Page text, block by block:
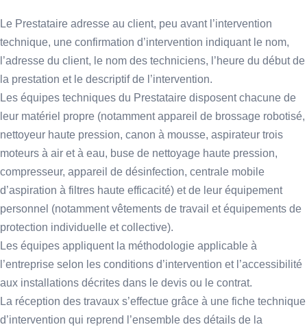
Le Prestataire adresse au client, peu avant l’intervention
technique, une confirmation d’intervention indiquant le nom,
l’adresse du client, le nom des techniciens, l’heure du début de
la prestation et le descriptif de l’intervention.
Les équipes techniques du Prestataire disposent chacune de
leur matériel propre (notamment appareil de brossage robotisé,
nettoyeur haute pression, canon à mousse, aspirateur trois
moteurs à air et à eau, buse de nettoyage haute pression,
compresseur, appareil de désinfection, centrale mobile
d’aspiration à filtres haute efficacité) et de leur équipement
personnel (notamment vêtements de travail et équipements de
protection individuelle et collective).
Les équipes appliquent la méthodologie applicable à
l’entreprise selon les conditions d’intervention et l’accessibilité
aux installations décrites dans le devis ou le contrat.
La réception des travaux s’effectue grâce à une fiche technique
d’intervention qui reprend l’ensemble des détails de la